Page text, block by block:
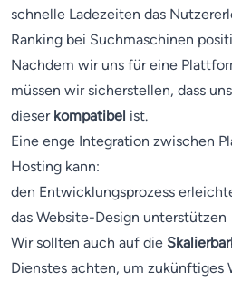
schnelle Ladezeiten das
Ranking bei Suchmaschinen
Nachdem wir uns für eine
müssen wir sicherstellen, dass
dieser kompatibel ist.
Eine enge Integration zwischen
Hosting kann:
den Entwicklungsprozess
das Website-Design unterstützen
Wir sollten auch auf die
Dienstes achten, um zukünftiges